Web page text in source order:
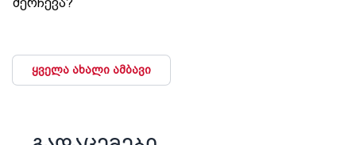
შერჩევა?
ყველა ახალი ამბავი